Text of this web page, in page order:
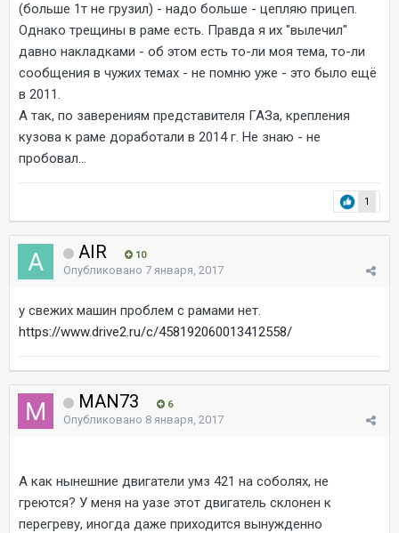
(больше 1т не грузил) - надо больше - цепляю прицеп.
Однако трещины в раме есть. Правда я их "вылечил"
давно накладками - об этом есть то-ли моя тема, то-ли
сообщения в чужих темах - не помню уже - это было ещё
в 2011.
А так, по заверениям представителя ГАЗа, крепления
кузова к раме доработали в 2014 г. Не знаю - не
пробовал...
1
AIR 10
Опубликовано 7 января, 2017
у свежих машин проблем с рамами нет.
https://www.drive2.ru/c/458192060013412558/
MAN73 6
Опубликовано 8 января, 2017
А как нынешние двигатели умз 421 на соболях, не
греются? У меня на уазе этот двигатель склонен к
перегреву, иногда даже приходится вынужденно